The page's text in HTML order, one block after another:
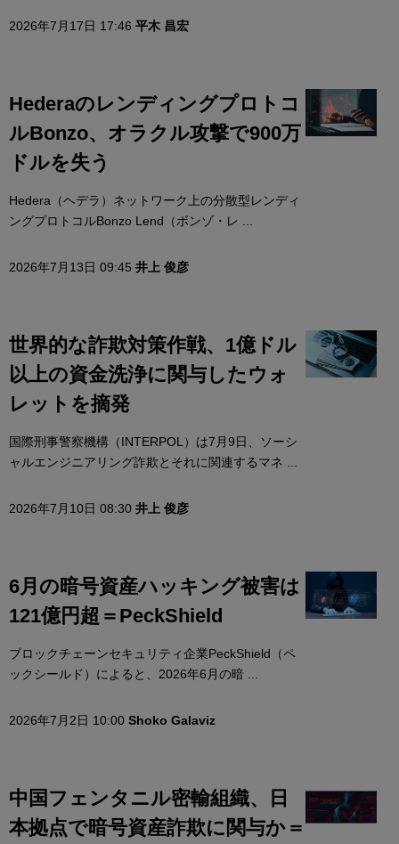
2026年7月17日 17:46 平木 昌宏
Hederaのレンディングプロトコ
ルBonzo、オラクル攻撃で900万
ドルを失う
Hedera（ヘデラ）ネットワーク上の分散型レンディ
ングプロトコルBonzo Lend（ボンゾ・レ ...
2026年7月13日 09:45 井上 俊彦
世界的な詐欺対策作戦、1億ドル
以上の資金洗浄に関与したウォ
レットを摘発
国際刑事警察機構（INTERPOL）は7月9日、ソーシ
ャルエンジニアリング詐欺とそれに関連するマネ ...
2026年7月10日 08:30 井上 俊彦
6月の暗号資産ハッキング被害は
121億円超＝PeckShield
ブロックチェーンセキュリティ企業PeckShield（ペ
ックシールド）によると、2026年6月の暗 ...
2026年7月2日 10:00 Shoko Galaviz
中国フェンタニル密輸組織、日
本拠点で暗号資産詐欺に関与か＝